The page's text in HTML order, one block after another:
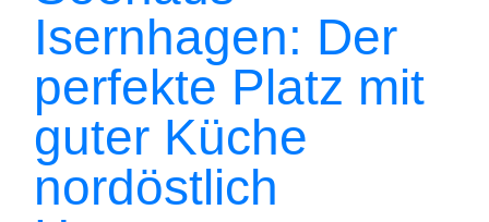
Isernhagen: Der
perfekte Platz mit
guter Küche
nordöstlich